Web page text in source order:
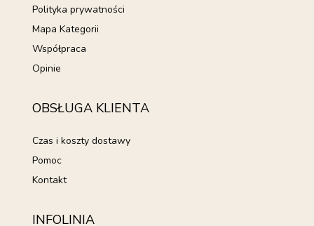
Polityka prywatności
Mapa Kategorii
Współpraca
Opinie
OBSŁUGA KLIENTA
Czas i koszty dostawy
Pomoc
Kontakt
INFOLINIA